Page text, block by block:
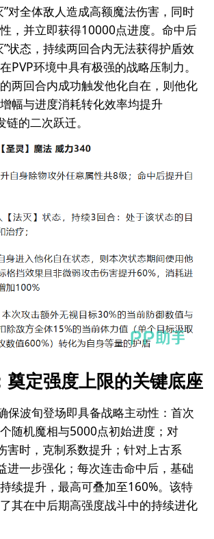
”对全体敌人造成高额魔法伤害，同时
，并立即获得10000点进度。命中后
”状态，持续两回合内无法获得护盾效
PVP环境中具有极强的战略压制力。
两回合内成功触发他化自在，则他化
幅与进度消耗转化效率均提升
的二次跃迁。
奠定强度上限的关键底座
保波旬登场即具备战略主动性：首次
随机魔相与5000点初始进度；对
害时，克制系数提升；针对上古系
进一步强化；每次连击命中后，基础
续提升，最高可叠加至160%。该特
其在中后期高强度战斗中的持续进化